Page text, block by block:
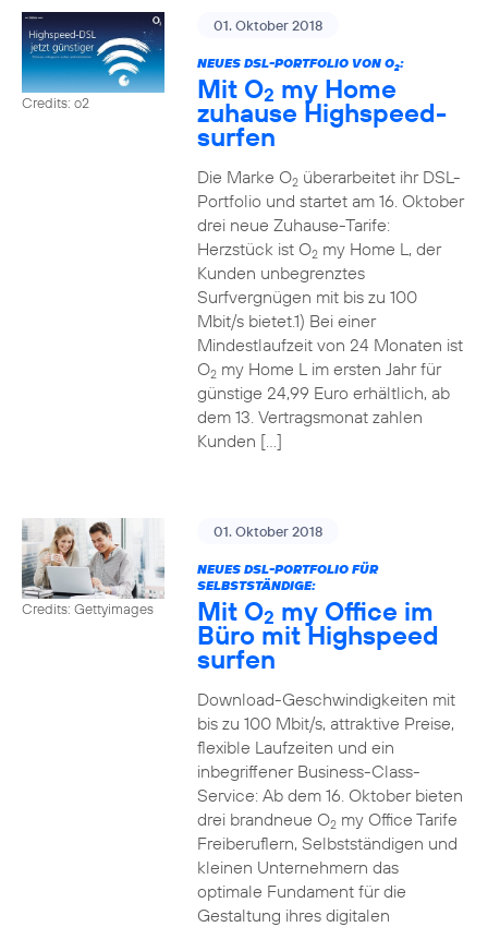
Credits: o2
01. Oktober 2018
NEUES DSL-PORTFOLIO VON O2:
Mit O2 my Home
zuhause Highspeed-
surfen
Die Marke O2überarbeitet ihr DSL-
Portfolio und startet am 16. Oktober
drei neue Zuhause-Tarife:
Herzstück ist O2my Home L, der
Kunden unbegrenztes
Surfvergnügen mit bis zu 100
Mbit/s bietet.1) Bei einer
Mindestlaufzeit von 24 Monaten ist
O2my Home L im ersten Jahr für
günstige 24,99 Euro erhältlich, ab
dem 13. Vertragsmonat zahlen
Kunden […]
Credits: Gettyimages
01. Oktober 2018
NEUES DSL-PORTFOLIO FÜR
SELBSTSTÄNDIGE:
Mit O2 my Office im
Büro mit Highspeed
surfen
Download-Geschwindigkeiten mit
bis zu 100 Mbit/s, attraktive Preise,
flexible Laufzeiten und ein
inbegriffener Business-Class-
Service: Ab dem 16. Oktober bieten
drei brandneue O2my Office Tarife
Freiberuflern, Selbstständigen und
kleinen Unternehmern das
optimale Fundament für die
Gestaltung ihres digitalen